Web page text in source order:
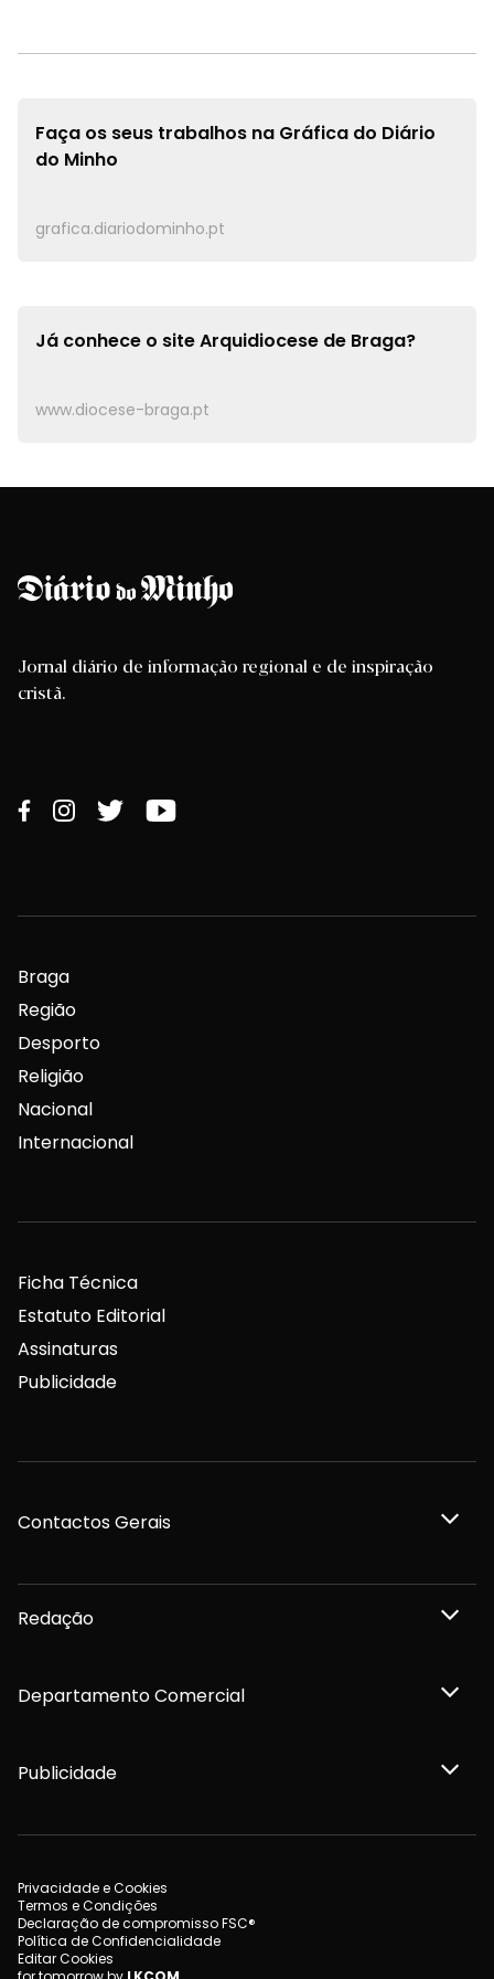
Faça os seus trabalhos na Gráfica do Diário
do Minho
grafica.diariodominho.pt
Já conhece o siteArquidiocese de Braga?
www.diocese-braga.pt
Jornal diário de informação regional e de inspiração
cristã.
Braga
Região
Desporto
Religião
Nacional
Internacional
Ficha Técnica
Estatuto Editorial
Assinaturas
Publicidade
Contactos Gerais
Redação
Departamento Comercial
Publicidade
Privacidade e Cookies
Termos e Condições
Declaração de compromisso FSC®
Política de Confidencialidade
Editar Cookies